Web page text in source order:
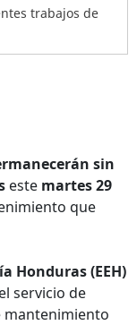
trabajos de
sin
este martes 29
que
Honduras (EEH)
servicio de
mantenimiento